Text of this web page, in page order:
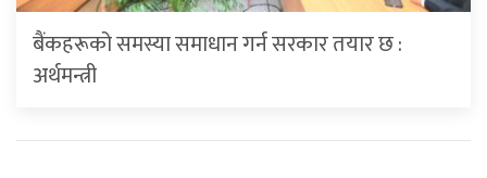
बैंकहरूको समस्या समाधान गर्न सरकार तयार छ :
अर्थमन्त्री